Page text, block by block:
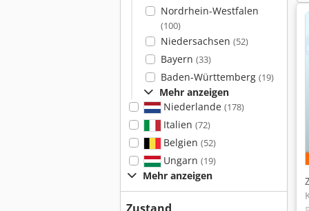
Nordrhein-Westfalen
(100)
Niedersachsen (52)
Bayern (33)
Baden-Württemberg (19)
Mehr anzeigen
Niederlande (178)
Italien (72)
Belgien (52)
Ungarn (19)
Mehr anzeigen